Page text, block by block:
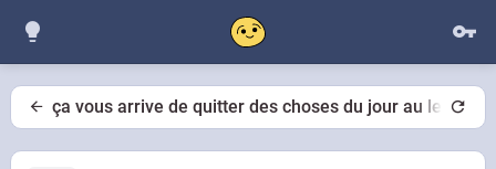
ça vous arrive de quitter des choses du jour au